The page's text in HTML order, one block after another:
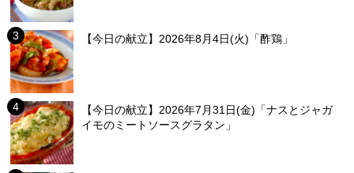
【今日の献立】2026年8月4日(火)「酢鶏」
【今日の献立】2026年7月31日(金)「ナスとジャガ
イモのミートソースグラタン」